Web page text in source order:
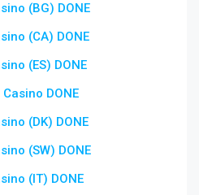
(BG) DONE
(CA) DONE
(ES) DONE
DONE
(DK) DONE
(SW) DONE
(IT) DONE